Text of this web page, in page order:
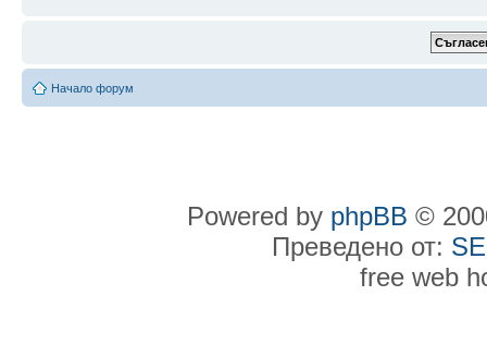
Начало форум
Powered by phpBB ©
Преведено от:
free web